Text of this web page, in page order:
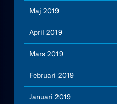
Maj 2019
April 2019
Mars 2019
Februari 2019
Januari 2019